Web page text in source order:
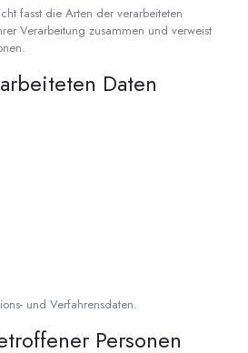
fasst die Arten der verarbeiteten
Verarbeitung zusammen und verweist
Daten
und Verfahrensdaten.
Personen